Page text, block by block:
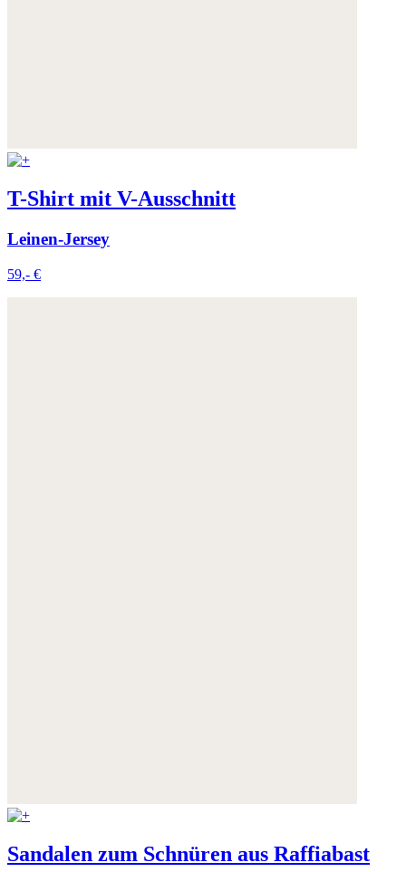
T-Shirt mit V-Ausschnitt
Leinen-Jersey
59,- €
Sandalen zum Schnüren aus Raffiabast